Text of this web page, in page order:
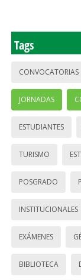
Tags
CONVOCATORIAS
JORNADAS
ESTUDIANTES
TURISMO
POSGRADO
INSTITUCIONALES
EXÁMENES
BIBLIOTECA